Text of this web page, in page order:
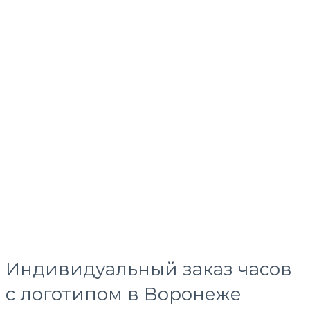
Индивидуальный заказ часов
с логотипом в Воронеже